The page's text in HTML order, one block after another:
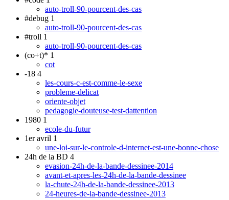
auto-troll-90-pourcent-des-cas
#debug 1
auto-troll-90-pourcent-des-cas
#troll 1
auto-troll-90-pourcent-des-cas
(co+t)* 1
cot
-18 4
les-cours-c-est-comme-le-sexe
probleme-delicat
oriente-objet
pedagogie-douteuse-test-dattention
1980 1
ecole-du-futur
1er avril 1
une-loi-sur-le-controle-d-internet-est-une-bonne-chose
24h de la BD 4
evasion-24h-de-la-bande-dessinee-2014
avant-et-apres-les-24h-de-la-bande-dessinee
la-chute-24h-de-la-bande-dessinee-2013
24-heures-de-la-bande-dessinee-2013